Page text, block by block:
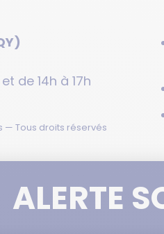
de 14h à 17h
Tous droits réservés
ALERTE